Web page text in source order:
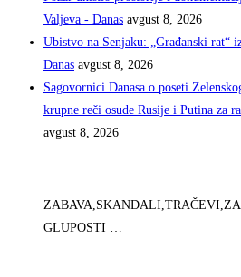
Valjeva - Danas avgust 8, 2026
Ubistvo na Senjaku: „Građanski rat“
Danas avgust 8, 2026
Sagovornici Danasa o poseti
krupne reči osude Rusije i Putina za
avgust 8, 2026
GLUPOSTI …